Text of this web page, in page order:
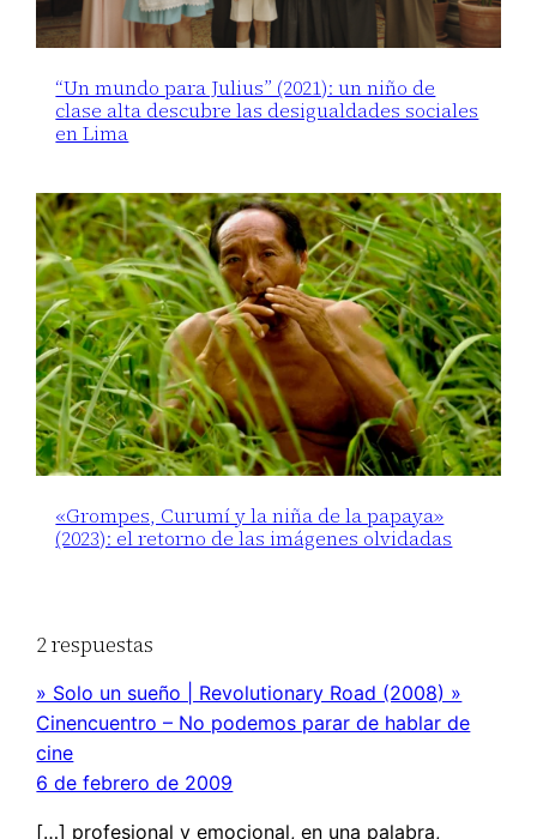
“Un mundo para Julius” (2021): un niño de
clase alta descubre las desigualdades sociales
en Lima
«Grompes, Curumí y la niña de la papaya»
(2023): el retorno de las imágenes olvidadas
2 respuestas
» Solo un sueño | Revolutionary Road (2008) »
Cinencuentro – No podemos parar de hablar de
cine
6 de febrero de 2009
[…] profesional y emocional, en una palabra,